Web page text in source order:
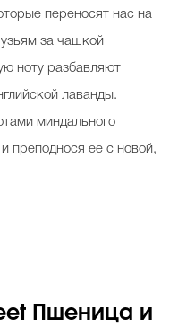
переносят нас на
за чашкой
ноту разбавляют
лаванды.
миндального
преподнося ее с новой,
Пшеница и